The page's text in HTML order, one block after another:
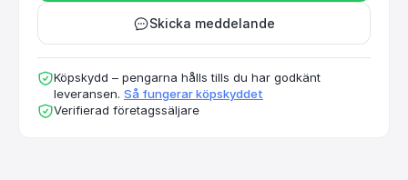
Skicka meddelande
Köpskydd – pengarna hålls tills du har godkänt
leveransen. Så fungerar köpskyddet
Verifierad företagssäljare